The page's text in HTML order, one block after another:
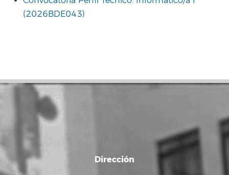
(2026BDE043)
Dirección